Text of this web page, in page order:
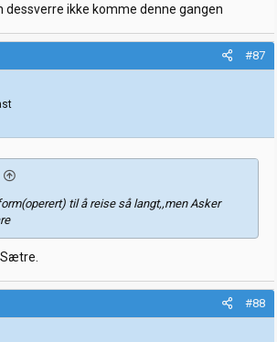
dessverre ikke komme denne gangen
#87
til å reise så langt,,men Asker
#88